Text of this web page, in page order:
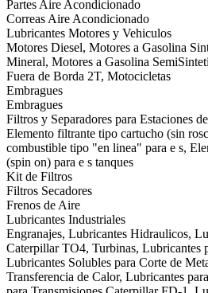
Partes Aire Acondicionado
Correas Aire Acondicionado
Lubricantes Motores y Vehiculos
Motores Diesel, Motores a Gasolina
Mineral, Motores a Gasolina
Fuera de Borda 2T, Motocicletas
Embragues
Embragues
Filtros y Separadores para Estaciones
Elemento filtrante tipo cartucho (sin
combustible tipo "en linea" para e s,
(spin on) para e s tanques
Kit de Filtros
Filtros Secadores
Frenos de Aire
Lubricantes Industriales
Engranajes, Lubricantes Hidraulicos,
Caterpillar TO4, Turbinas, Lubricantes
Lubricantes Solubles para Corte de
Transferencia de Calor, Lubricantes